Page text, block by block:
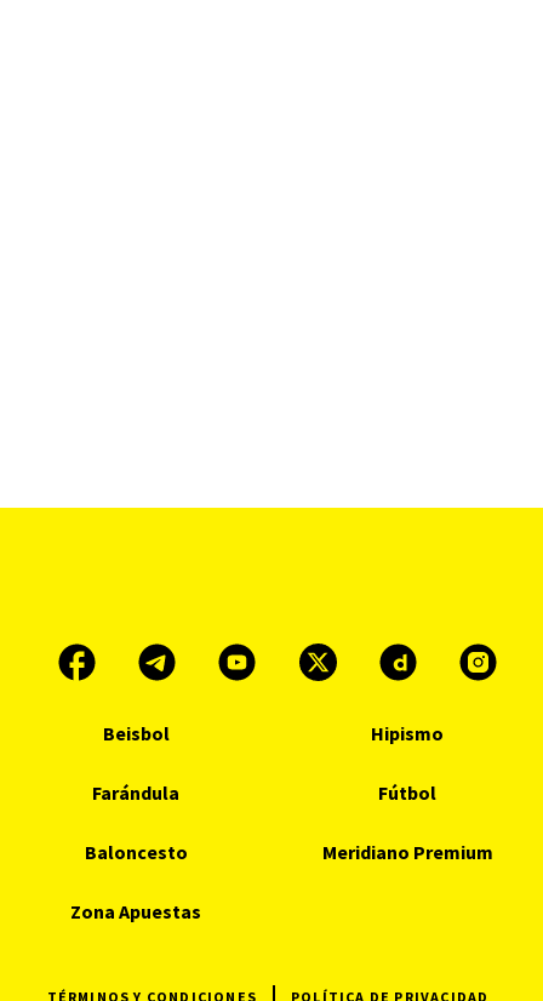
Beisbol Hipismo
Farándula Fútbol
Baloncesto Meridiano Premium
Zona Apuestas
TÉRMINOS Y CONDICIONES POLÍTICA DE PRIVACIDAD